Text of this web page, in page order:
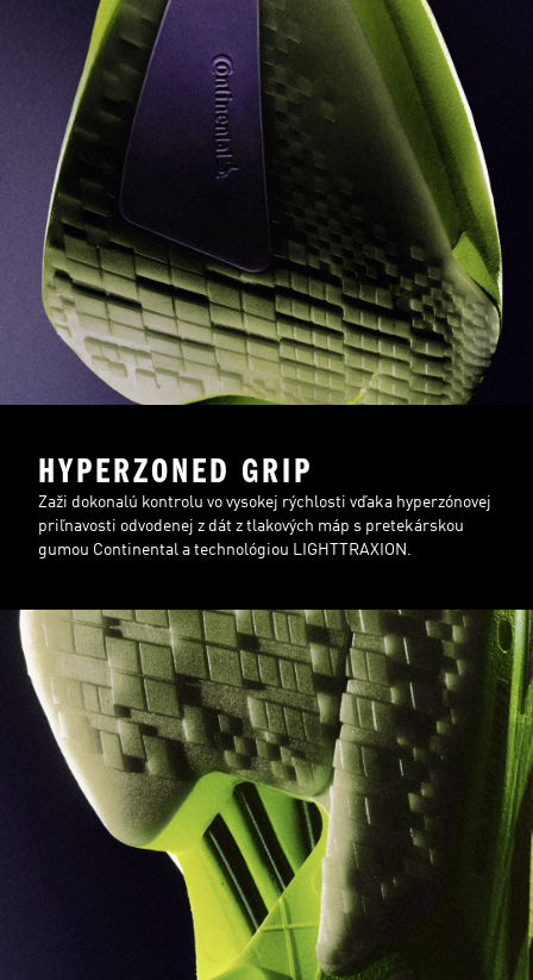
HYPERZONED GRIP
Zaži dokonalú kontrolu vo vysokej rýchlosti vďaka hyperzónovej
priľnavosti odvodenej z dát z tlakových máp s pretekárskou
gumou Continental a technológiou LIGHTTRAXION.